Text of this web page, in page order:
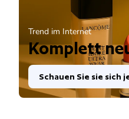
Trend im Internet
Komplett
Schauen Sie sie sich